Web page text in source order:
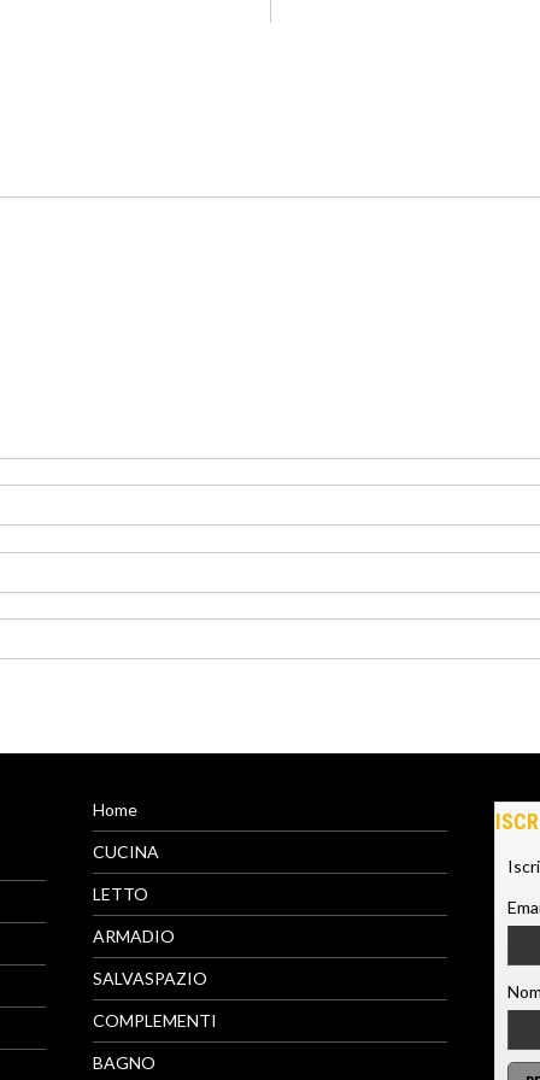
Home
CUCINA
LETTO
ARMADIO
SALVASPAZIO
COMPLEMENTI
BAGNO